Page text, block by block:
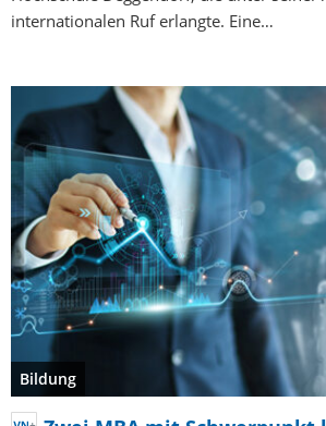
internationalen Ruf erlangte. Eine…
Bildung